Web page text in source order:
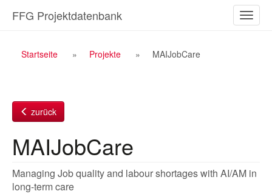
Inhalt
ein-/
FFG Projektdatenbank
Breadcrumb
Startseite Projekte MAIJobCare
zurück
MAIJobCare
Managing Job quality and labour shortages with AI/AM in
long-term care